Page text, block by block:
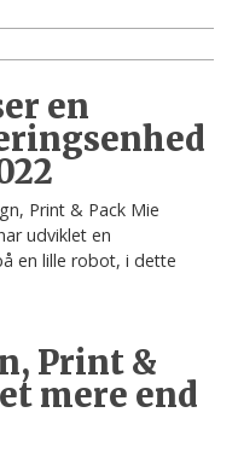
en
Print & Pack Mie
udviklet en
en lille robot, i dette
Print &
mere end